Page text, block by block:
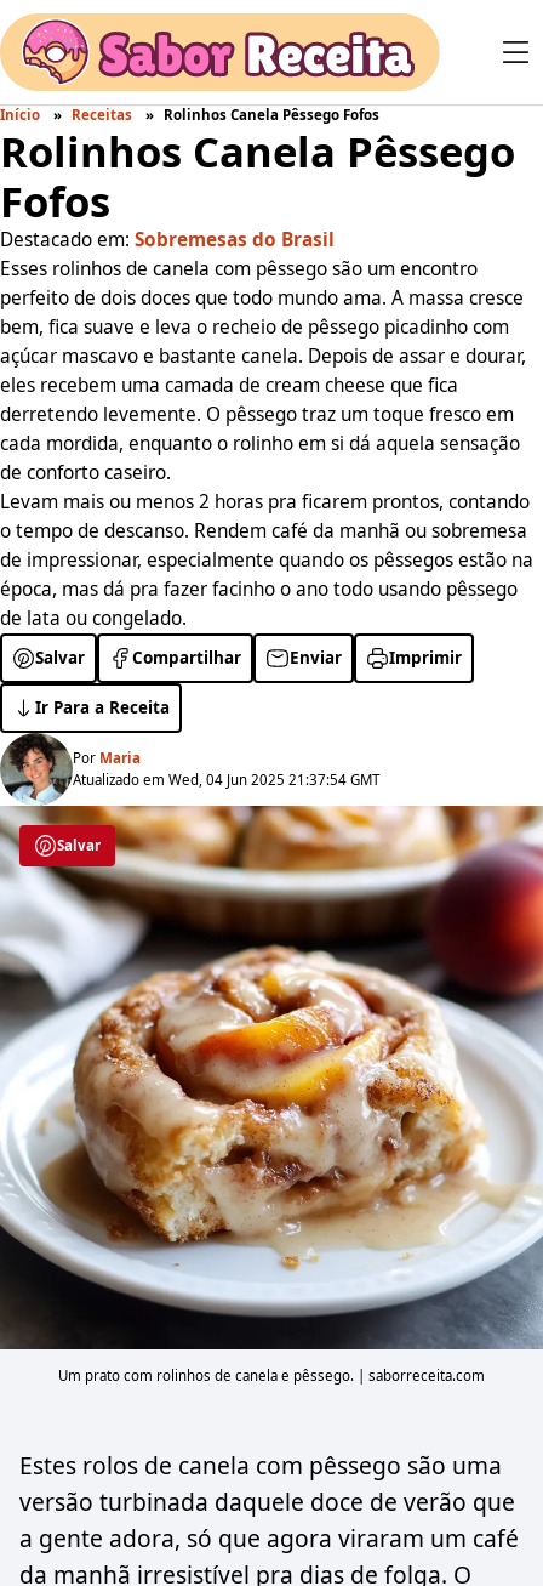
Início Receitas Rolinhos Canela Pêssego Fofos
Rolinhos Canela Pêssego
Fofos
Destacado em: Sobremesas do Brasil
Esses rolinhos de canela com pêssego são um encontro
perfeito de dois doces que todo mundo ama. A massa cresce
bem, fica suave e leva o recheio de pêssego picadinho com
açúcar mascavo e bastante canela. Depois de assar e dourar,
eles recebem uma camada de cream cheese que fica
derretendo levemente. O pêssego traz um toque fresco em
cada mordida, enquanto o rolinho em si dá aquela sensação
de conforto caseiro.
Levam mais ou menos 2 horas pra ficarem prontos, contando
o tempo de descanso. Rendem café da manhã ou sobremesa
de impressionar, especialmente quando os pêssegos estão na
época, mas dá pra fazer facinho o ano todo usando pêssego
de lata ou congelado.
Salvar Compartilhar Enviar Imprimir
Ir Para a Receita
Por Maria
Atualizado em Wed, 04 Jun 2025 21:37:54 GMT
Salvar
Um prato com rolinhos de canela e pêssego. | saborreceita.com
Estes rolos de canela com pêssego são uma
versão turbinada daquele doce de verão que
a gente adora, só que agora viraram um café
da manhã irresistível pra dias de folga. O